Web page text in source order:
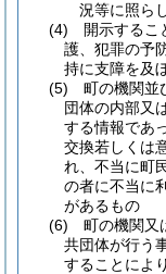
況等に照ら
(4)
開示するこ
護、犯罪の予
持に支障を及
(5)
町の機関並
団体の内部又
する情報であ
交換若しくは
れ、不当に町
の者に不当に
があるもの
(6)
町の機関又
共団体が行う
することによ